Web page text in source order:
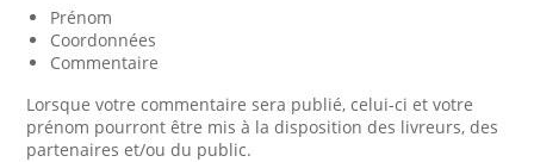
Prénom
Coordonnées
Commentaire
Lorsque votre commentaire sera publié, celui-ci et votre
prénom pourront être mis à la disposition des livreurs, des
partenaires et/ou du public.